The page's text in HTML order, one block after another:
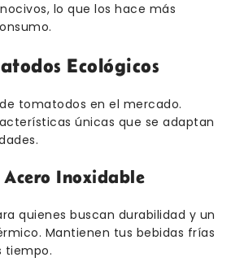
lo que los hace más
Ecológicos
tomatodos en el mercado.
únicas que se adaptan
Inoxidable
quienes buscan durabilidad y un
Mantienen tus bebidas frías
tiempo.